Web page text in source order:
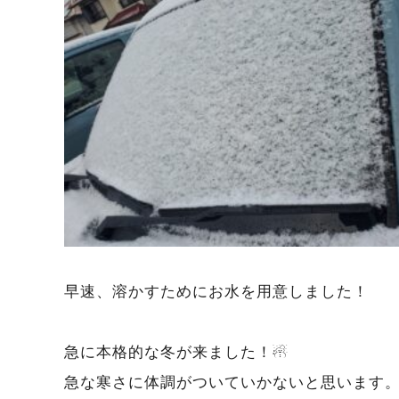
早速、溶かすためにお水を用意しました！
急に本格的な冬が来ました！☃
急な寒さに体調がついていかないと思います